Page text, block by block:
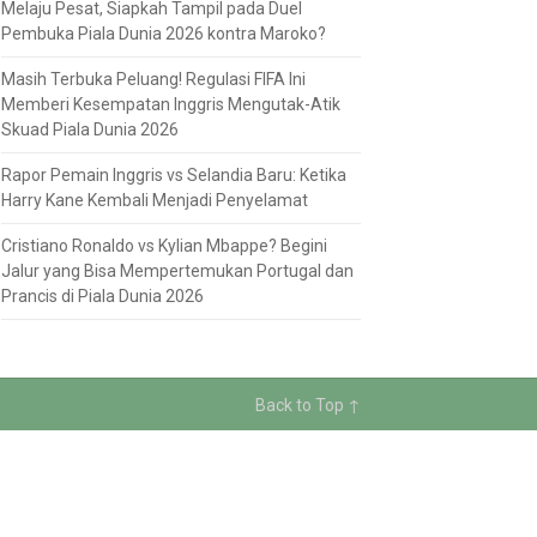
Melaju Pesat, Siapkah Tampil pada Duel
Pembuka Piala Dunia 2026 kontra Maroko?
Masih Terbuka Peluang! Regulasi FIFA Ini
Memberi Kesempatan Inggris Mengutak-Atik
Skuad Piala Dunia 2026
Rapor Pemain Inggris vs Selandia Baru: Ketika
Harry Kane Kembali Menjadi Penyelamat
Cristiano Ronaldo vs Kylian Mbappe? Begini
Jalur yang Bisa Mempertemukan Portugal dan
Prancis di Piala Dunia 2026
Back to Top ↑